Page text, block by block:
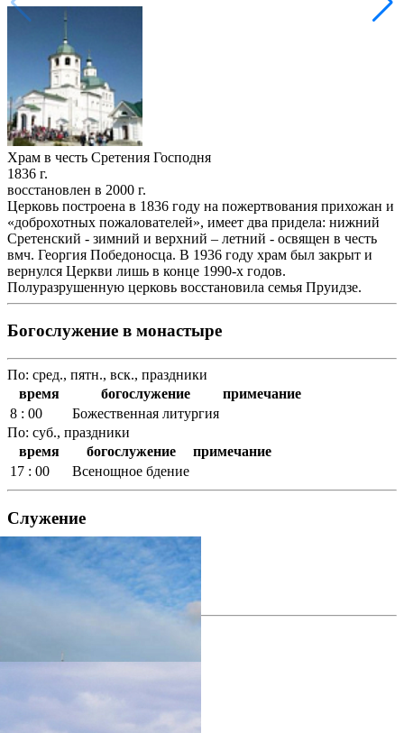
Храм в честь Сретения Господня
1836 г.
восстановлен в 2000 г.
Церковь построена в 1836 году на пожертвования прихожан и
«доброхотных пожалователей», имеет два придела: нижний
Сретенский - зимний и верхний – летний - освящен в честь
вмч. Георгия Победоносца. В 1936 году храм был закрыт и
вернулся Церкви лишь в конце 1990-х годов.
Полуразрушенную церковь восстановила семья Пруидзе.
Богослужение в монастыре
По: сред., пятн., вск., праздники
время
богослужение
примечание
8 : 00
Божественная литургия
По: суб., праздники
время
богослужение
примечание
17 : 00
Всенощное бдение
Служение
Социальная деятельность
фотогалерея